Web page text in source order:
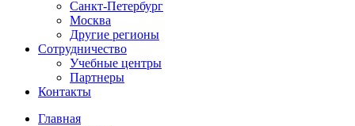
Санкт-Петербург
Москва
Другие регионы
Сотрудничество
Учебные центры
Партнеры
Контакты
Главная